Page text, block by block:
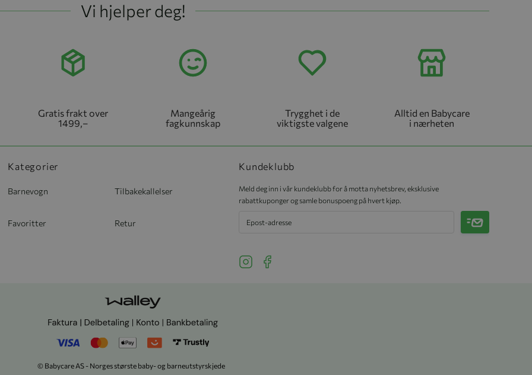
Vi hjelper deg!
Gratis frakt over
1499,–
Mangeårig
fagkunnskap
Trygghet i de
viktigste valgene
Alltid en Babycare
i nærheten
Kategorier
Barnevogn Tilbakekallelser
Favoritter Retur
Kundeklubb
Meld deg inn i vår kundeklubb for å motta nyhetsbrev, eksklusive
rabattkuponger og samle bonuspoeng på hvert kjøp.
Meld på
See our Instagram
See our Facebook
© Babycare AS - Norges største baby- og barneutstyrskjede